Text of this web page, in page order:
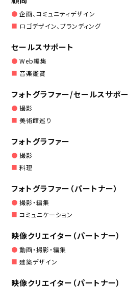
企画、コミュニティデザイン
ロゴデザイン、ブランディング
セールスサポート
Web編集
音楽鑑賞
フォトグラファー/セールスサポ
撮影
美術館巡り
フォトグラファー
撮影
料理
フォトグラファー（パートナー）
撮影・編集
コミュニケーション
映像クリエイター（パートナー）
動画・撮影・編集
建築デザイン
映像クリエイター（パートナー）